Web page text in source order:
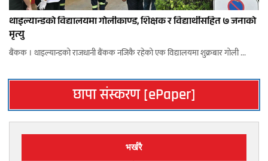
थाइल्यान्डको विद्यालयमा गोलीकाण्ड, शिक्षक र विद्यार्थीसहित ७ जनाको
मृत्यु
बैंकक । थाइल्यान्डको राजधानी बैंकक नजिकै रहेको एक विद्यालयमा शुक्रबार गोली ...
छापा संस्करण [ePaper]
भर्खरै